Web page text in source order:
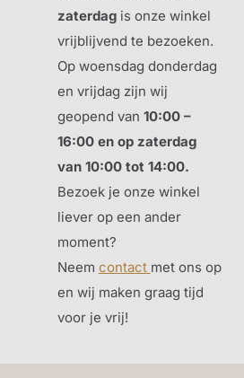
zaterdagis onze winkel
vrijblijvend te bezoeken.
Op woensdag donderdag
en vrijdag zijn wij
geopend van 10:00 –
16:00 en op zaterdag
van 10:00 tot 14:00.
Bezoek je onze winkel
liever op een ander
moment?
Neem contact met ons op
en wij maken graag tijd
voor je vrij!